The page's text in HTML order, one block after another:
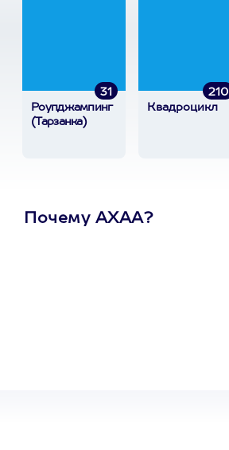
31
Роупджампинг
(Тарзанка)
210
Квадроцикл
Почему АХАА?